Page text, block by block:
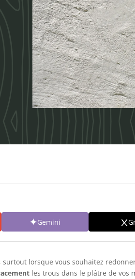
Gemini
lorsque vous souhaitez
les trous dans le plâtre de vos